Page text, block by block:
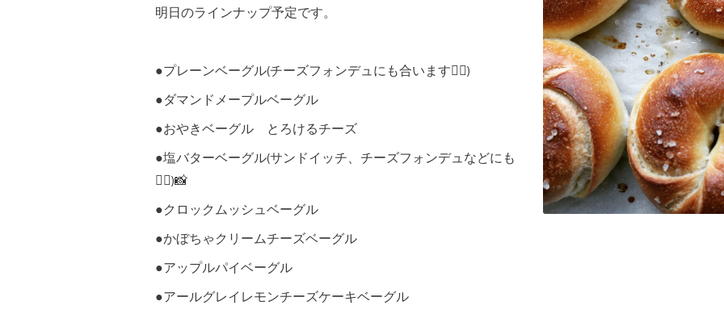
明日のラインナップ予定です。
●プレーンベーグル(チーズフォンデュにも合います🙆‍♀️)
●ダマンドメープルベーグル
●おやきベーグル とろけるチーズ
●塩バターベーグル(サンドイッチ、チーズフォンデュなどにも
🙆‍♀️)📸
●クロックムッシュベーグル
●かぼちゃクリームチーズベーグル
●アップルパイベーグル
●アールグレイレモンチーズケーキベーグル